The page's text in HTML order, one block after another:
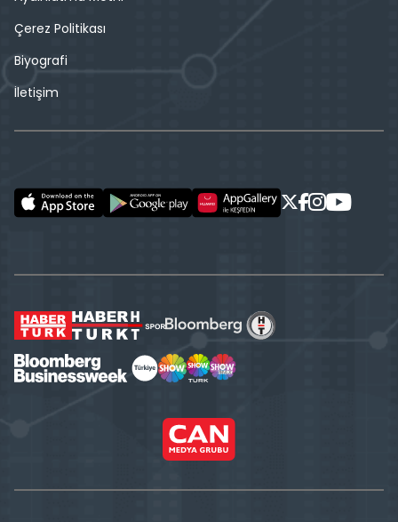
Çerez Politikası
Biyografi
İletişim